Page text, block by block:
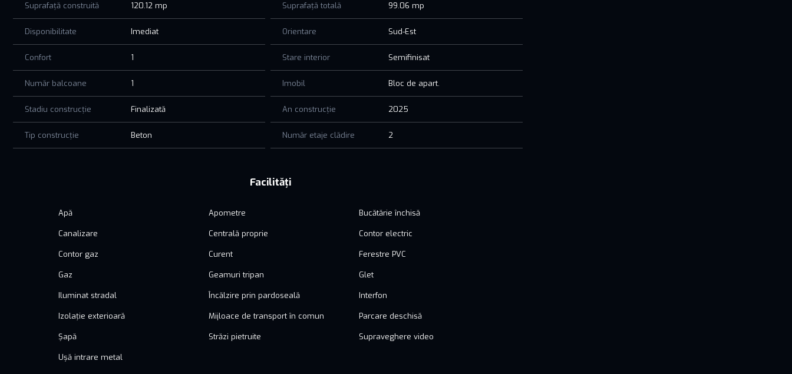
Suprafață construită 120.12 mp Suprafață totală 99.06 mp
Disponibilitate Imediat Orientare Sud-Est
Confort 1 Stare interior Semifinisat
Număr balcoane 1 Imobil Bloc de apart.
Stadiu construcție Finalizată An construcție 2025
Tip construcție Beton Număr etaje clădire 2
Facilități
Apă Apometre Bucătărie închisă
Canalizare Centrală proprie Contor electric
Contor gaz Curent Ferestre PVC
Gaz Geamuri tripan Glet
Iluminat stradal Încălzire prin pardoseală Interfon
Izolație exterioară Mijloace de transport în comun Parcare deschisă
Șapă Străzi pietruite Supraveghere video
Ușă intrare metal